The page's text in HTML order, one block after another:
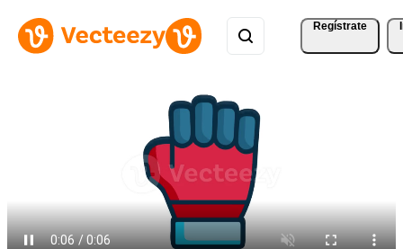
Regístrate